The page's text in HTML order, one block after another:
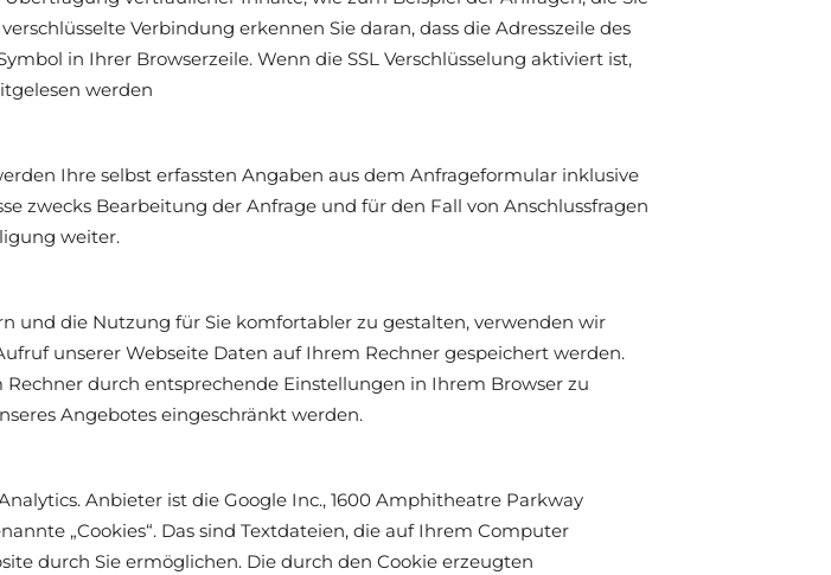
Verbindung erkennen Sie daran, dass die Adresszeile des
in Ihrer Browserzeile. Wenn die SSL Verschlüsselung aktiviert ist,
werden
Ihre selbst erfassten Angaben aus dem Anfrageformular inklusive
zwecks Bearbeitung der Anfrage und für den Fall von Anschlussfragen
weiter.
und die Nutzung für Sie komfortabler zu gestalten, verwenden wir
unserer Webseite Daten auf Ihrem Rechner gespeichert werden.
durch entsprechende Einstellungen in Ihrem Browser zu
Angebotes eingeschränkt werden.
Anbieter ist die Google Inc., 1600 Amphitheatre Parkway
„Cookies“. Das sind Textdateien, die auf Ihrem Computer
durch Sie ermöglichen. Die durch den Cookie erzeugten